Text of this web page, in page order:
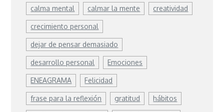
calma mental calmar la mente creatividad
crecimiento personal
dejar de pensar demasiado
desarrollo personal Emociones
ENEAGRAMA Felicidad
frase para la reflexión gratitud hábitos